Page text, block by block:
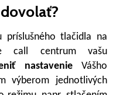
príslušného tlačidla na
call centrum vašu
nastavenie Vášho
výberom jednotlivých